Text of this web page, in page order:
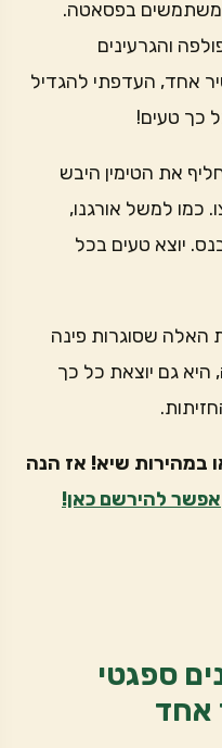
משתמשים בפסאטה.
והגרעינים
אחד, העדפתי להגדיל
כך טעים!
את הטימין היבש
כמו למשל אורגנו,
יוצא טעים בכל
האלה שסוגרות פינה
היא גם יוצאת כל כך
במהירות שיא! אז הנה
אפשר להירשם כאן!
ספגטי
אחד